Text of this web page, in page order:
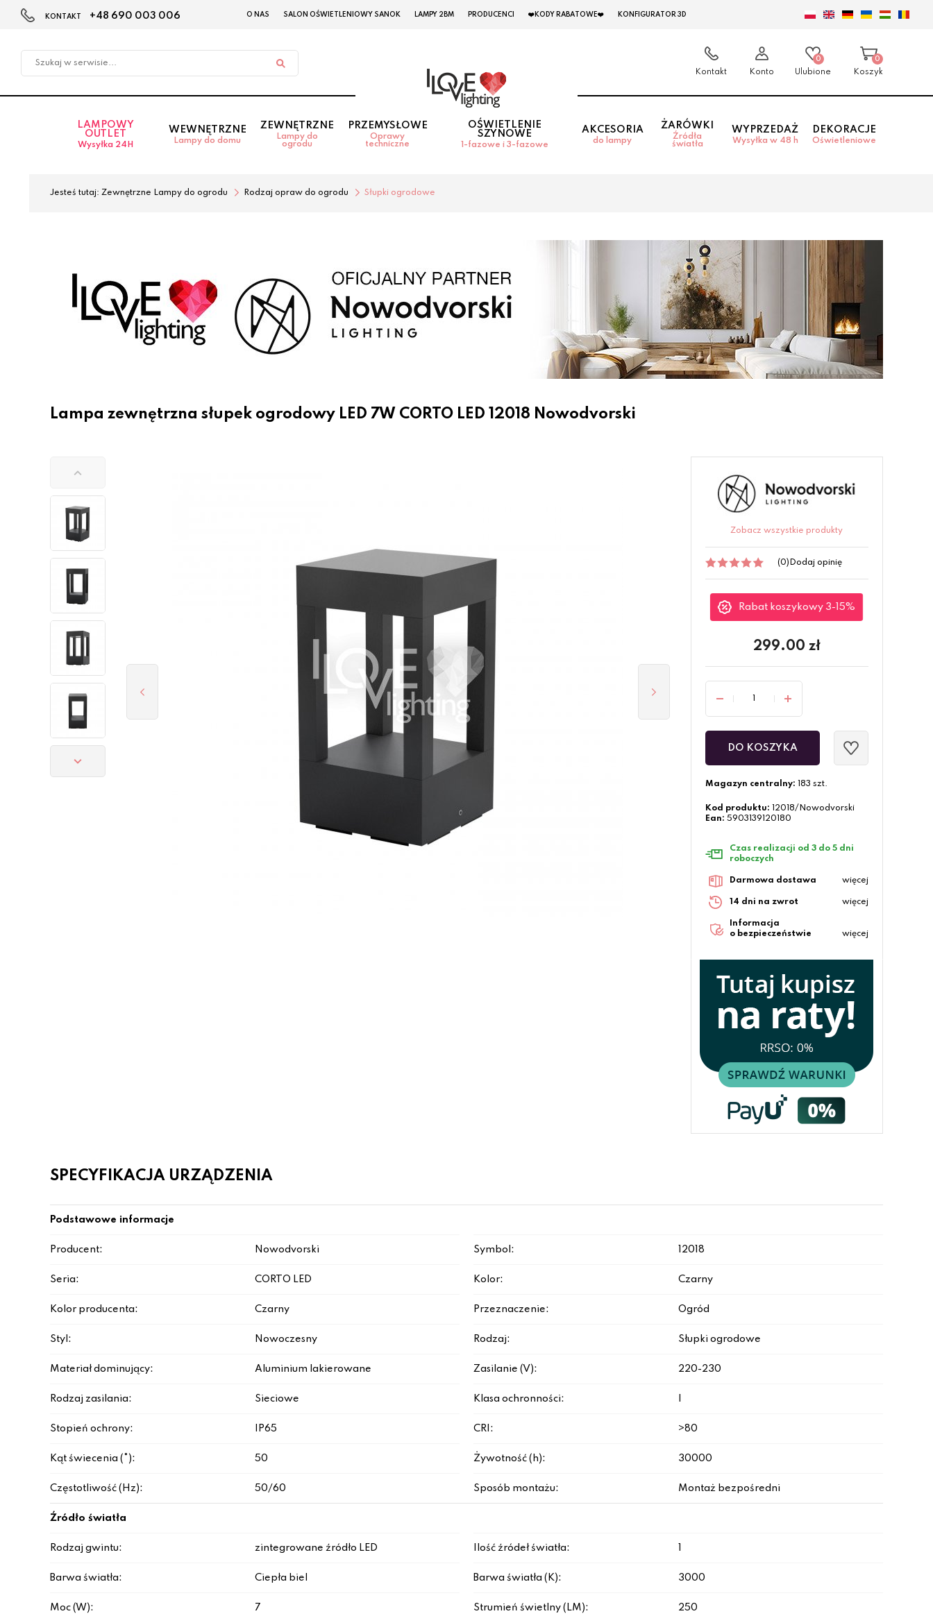
w
KONTAKT +48 690 003 006 O NAS SALON OŚWIETLENIOWY SANOK LAMPY 2BM PRODUCENCI ❤️KODY RABATOWE❤️ KONFIGURATOR 3D
Kontakt Konto
0
Ulubione
0
Koszyk
LAMPOWY
OUTLET
Wysyłka 24H
WEWNĘTRZNE
Lampy do domu
ZEWNĘTRZNE
Lampy do
ogrodu
PRZEMYSŁOWE
Oprawy
techniczne
OŚWIETLENIE
SZYNOWE
1-fazowe i 3-fazowe
AKCESORIA
do lampy
ŻARÓWKI
Źródła
światła
WYPRZEDAŻ
Wysyłka w 48 h
DEKORACJE
Oświetleniowe
Jesteś tutaj: Zewnętrzne Lampy do ogrodu Rodzaj opraw do ogrodu Słupki ogrodowe
Lampa zewnętrzna słupek ogrodowy LED 7W CORTO LED 12018 Nowodvorski
Zobacz wszystkie produkty
(0) Dodaj opinię
Rabat koszykowy 3-15%
299.00 zł
DO KOSZYKA
Magazyn centralny: 183 szt.
Kod produktu:
12018/Nowodvorski
Ean: 5903139120180
Czas realizacji od 3 do 5 dni
roboczych
Darmowa dostawa więcej
14 dni na zwrot więcej
Informacja
o bezpieczeństwie
więcej
SPECYFIKACJA URZĄDZENIA
Podstawowe informacje
Producent: Nowodvorski Symbol: 12018
Seria: CORTO LED Kolor: Czarny
Kolor producenta: Czarny Przeznaczenie: Ogród
Styl: Nowoczesny Rodzaj: Słupki ogrodowe
Materiał dominujący: Aluminium lakierowane Zasilanie (V): 220-230
Rodzaj zasilania: Sieciowe Klasa ochronności:
Stopień ochrony: IP65 CRI: >80
Kąt świecenia (°): 50 Żywotność (h): 30000
Częstotliwość (Hz): 50/60 Sposób montażu: Montaż bezpośredni
Źródło światła
Rodzaj gwintu: zintegrowane źródło LED Ilość źródeł światła:
Barwa światła: Ciepła biel Barwa światła (K): 3000
Moc (W): 7 Strumień świetlny (LM): 250